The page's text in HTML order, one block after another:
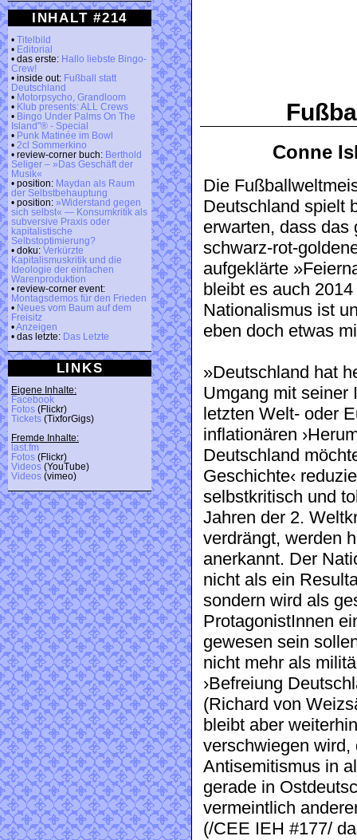
INHALT #214
• Titelbild
• Editorial
• das erste: Hallo liebste Bingo-
Crew!
• inside out: Fußball statt
Deutschland
• Motorpsycho, Grandloom
• Klub presents: ALL Crews
• Bingo Under Palms On The
Island"® - Special
• Punk Matinée im Bowl
• 2cl Sommerkino
• review-corner buch: Berthold
Seliger – »Das Geschäft der
Musik«
• position: Maydan als Raum
der Selbstbehauptung
• position: »Widerstand gegen
sich selbst« — Konsumkritik als
subversive Praxis oder
kapitalistische
Selbstoptimierung?
• doku: Verkürzte
Kapitalismuskritik und die
Ideologie der einfachen
Warenproduktion
• review-corner event:
Montagsdemos für den Frieden
• Neues vom Baum auf dem
Freisitz
•Anzeigen
• das letzte: Das Letzte
LINKS
Eigene Inhalte:
Facebook
Fotos (Flickr)
Tickets (TixforGigs)
Fremde Inhalte:
last.fm
Fotos (Flickr)
Videos (YouTube)
Videos (vimeo)
Conne
Die
Deutschland spielt
erwarten, dass das
schwarz-rot-
aufgeklärte
bleibt es auch
Nationalismus ist
eben doch etwas
»Deutschland hat
Umgang mit seiner
letzten Welt- oder
inflationären
Deutschland
Geschichte‹
selbstkritisch und
Jahren der 2.
verdrängt, werden
anerkannt. Der
nicht als ein
sondern wird als
ProtagonistInnen
gewesen sein
nicht mehr als
›Befreiung
(Richard von
bleibt aber
verschwiegen
Antisemitismus in
gerade in
vermeintlich
(/CEE IEH #177/